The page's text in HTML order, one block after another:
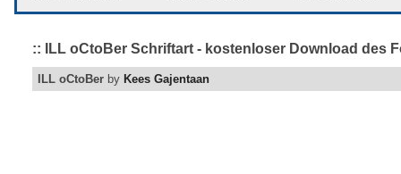
:: ILL oCtoBer Schriftart - kostenloser Download des
ILL oCtoBer by Kees Gajentaan